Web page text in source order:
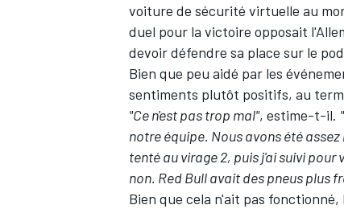
voiture de sécurité virtuelle au
duel pour la victoire opposait
devoir défendre sa place sur le
Bien que peu aidé par les
sentiments plutôt positifs, au
"Ce n'est pas trop mal", estime-t-il.
notre équipe. Nous avons été
tenté au virage 2, puis j'ai suivi
non. Red Bull avait des pneus plus
Bien que cela n'ait pas